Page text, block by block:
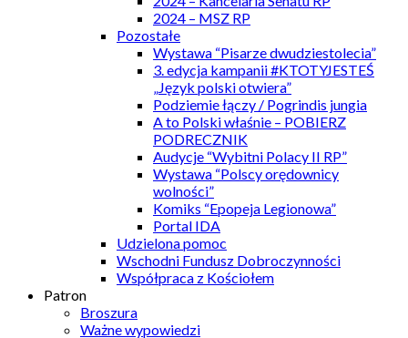
2024 – MSZ RP
Pozostałe
Wystawa “Pisarze dwudziestolecia”
3. edycja kampanii #KTOTYJESTEŚ
„Język polski otwiera”
Podziemie łączy / Pogrindis jungia
A to Polski właśnie – POBIERZ
PODRECZNIK
Audycje “Wybitni Polacy II RP”
Wystawa “Polscy orędownicy
wolności”
Komiks “Epopeja Legionowa”
Portal IDA
Udzielona pomoc
Wschodni Fundusz Dobroczynności
Współpraca z Kościołem
Patron
Broszura
Ważne wypowiedzi